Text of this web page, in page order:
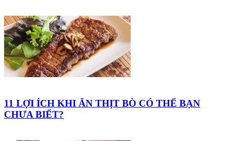
11 LỢI ÍCH KHI ĂN THỊT BÒ CÓ THỂ BẠN
CHƯA BIẾT?